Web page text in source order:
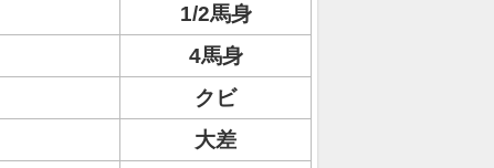
1/2馬身
4馬身
クビ
大差